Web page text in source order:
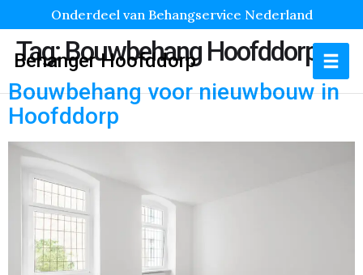
Onderdeel van Behangservice Nederland
Behanger Hoofddorp
Tag:Bouwbehang Hoofddorp
Bouwbehang voor nieuwbouw in
Hoofddorp